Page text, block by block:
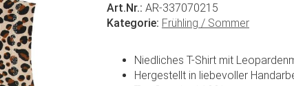
Art.Nr.: AR-337070215
Kategorie: Frühling / Sommer
Niedliches T-Shirt mit
Hergestellt in liebevoller